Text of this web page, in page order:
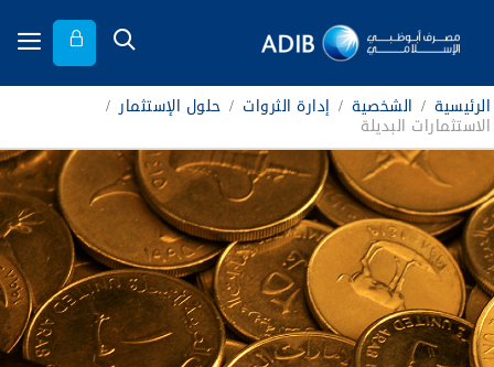
الرئيسية / الشخصية / إدارة الثروات / حلول الإستثمار /
الاستثمارات البديلة